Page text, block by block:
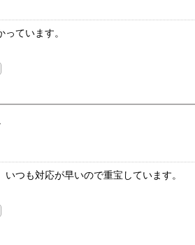
ています。
つも対応が早いので重宝しています。